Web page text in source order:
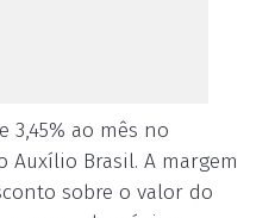
3,45% ao mês no
Auxílio Brasil. A margem
sobre o valor do